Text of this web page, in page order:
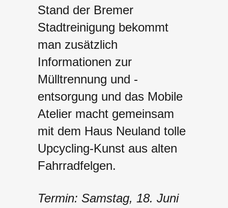
Stand der Bremer
Stadtreinigung bekommt
man zusätzlich
Informationen zur
Mülltrennung und -
entsorgung und das Mobile
Atelier macht gemeinsam
mit dem Haus Neuland tolle
Upcycling-Kunst aus alten
Fahrradfelgen.
Termin: Samstag, 18. Juni